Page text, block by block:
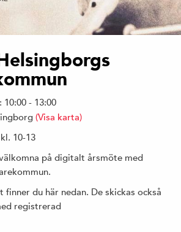
10:00 - 13:00
(Visa karta)
10-13
på digitalt årsmöte med
du här nedan. De skickas också
registrerad